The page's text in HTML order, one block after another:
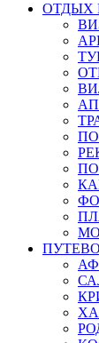
ОТДЫХ